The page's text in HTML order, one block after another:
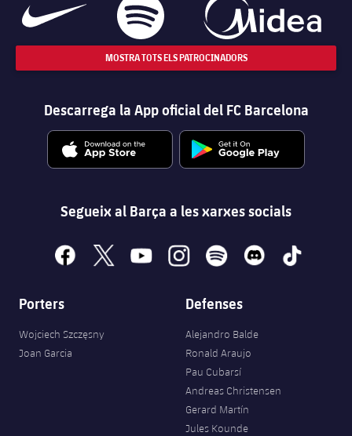
MOSTRA TOTS ELS PATROCINADORS
Descarrega la App oficial del FC Barcelona
Segueix al Barça a les xarxes socials
facebook
x youtubeinstagramspotify discord tiktok
Porters
Wojciech Szczęsny
Joan Garcia
Defenses
Alejandro Balde
Ronald Araujo
Pau Cubarsí
Andreas Christensen
Gerard Martín
Jules Kounde